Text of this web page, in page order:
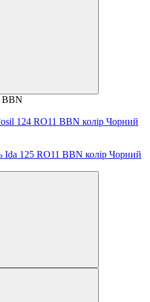
BBN
124 RO11 BBN колір Чорний